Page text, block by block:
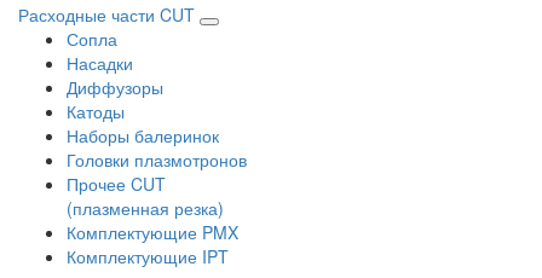
Расходные части CUT
Сопла
Насадки
Диффузоры
Катоды
Наборы балеринок
Головки плазмотронов
Прочее CUT
(плазменная резка)
Комплектующие PMX
Комплектующие IPT